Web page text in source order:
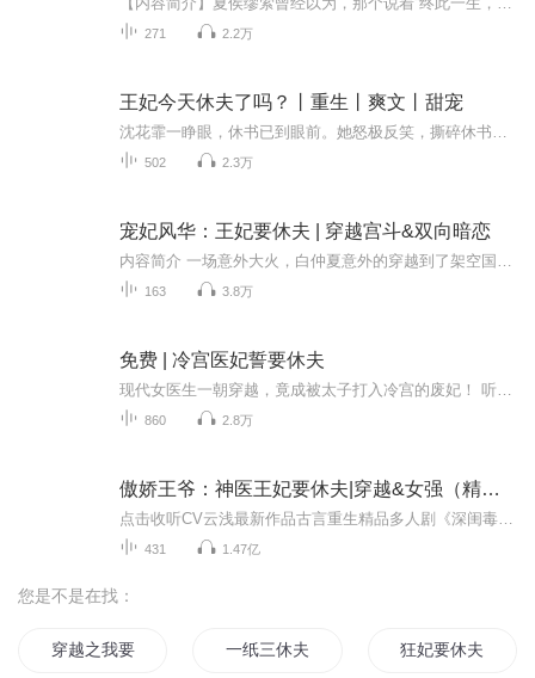
271 2.2万
王妃今天休夫了吗？丨重生丨爽文丨甜宠
502 2.3万
宠妃风华：王妃要休夫 | 穿越宫斗&双向暗恋
163 3.8万
免费 | 冷宫医妃誓要休夫
860 2.8万
傲娇王爷：神医王妃要休夫|穿越&女强（精品双播）
431 1.47亿
您是不是在找：
穿越之我要休夫 一纸三休夫 狂妃要休夫